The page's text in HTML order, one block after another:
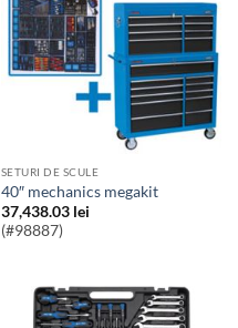
SETURI DE SCULE
40″ mechanics megakit
37,438.03 lei
(#98887)